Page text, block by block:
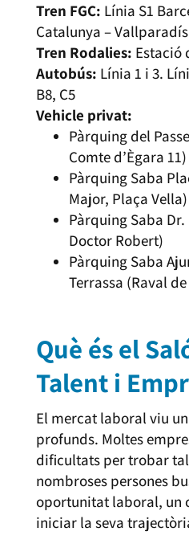
Tren FGC: Línia S1
Catalunya –
Tren Rodalies: Estació
Autobús: Línia 1 i 3.
B8, C5
Vehicle privat:
Pàrquing del
Comte d’Ègara 11)
Pàrquing Saba
Major, Plaça Vella)
Pàrquing Saba
Doctor Robert)
Pàrquing Saba
Terrassa (Raval
Què és el
Talent i
El mercat laboral viu
profunds. Moltes
dificultats per trobar
nombroses persones
oportunitat laboral, un
iniciar la seva